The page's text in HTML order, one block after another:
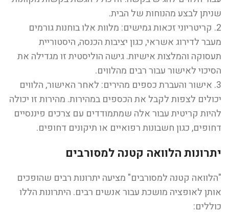
שניתן לבצע מהנוחות של הבית.
2. קריטריוני זכאות גמישים: מלוות אלו בוחנות גורמים
מעבר לדירוג אשראי, כגון יציבות הכנסה, היסטוריית
תעסוקה והמלצות אישיות. גישה הוליסטית זו מגדילה את
הסיכוי לאישור עבור רבים מהלווים.
3. אישור והעברת כספים מהירים: לאחר האישור, הלווים
יכולים לצפות לקבל את הכספים במהירות. מהירות זו יכולה
להיות קריטית עבור אלה שמתמודדים עם צרכים פיננסיים
דחופים, כגון חשבונות רפואיים או תיקונים דחופים.
יתרונות הלוואה קטנה למסורבים
"הלוואה קטנה למסורבים" מציעה יתרונות רבים שהופכים
אותן לאופציה מושכת עבור אנשים רבים. היתרונות הללו
כוללים: